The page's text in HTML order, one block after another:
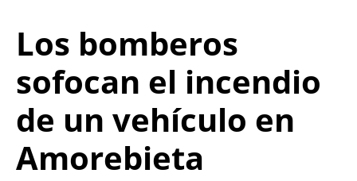
Los bomberos
sofocan el incendio
de un vehículo en
Amorebieta